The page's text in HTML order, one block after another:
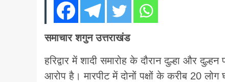
समाचार शगुन उत्तराखंड
हरिद्वार में शादी समारोह के दौरान दुल्हा और
आरोप है। मारपीट में दोनों पक्षों के करीब 20 लोग